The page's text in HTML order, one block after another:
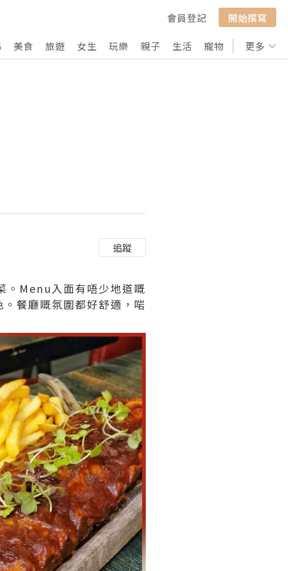
會員登記
開始撰寫
美食 旅遊 女生 玩樂 親子 生活 寵物 行山 打卡
更多
追蹤
。Menu入面有唔少地道嘅
餐廳嘅氛圍都好舒適，啱